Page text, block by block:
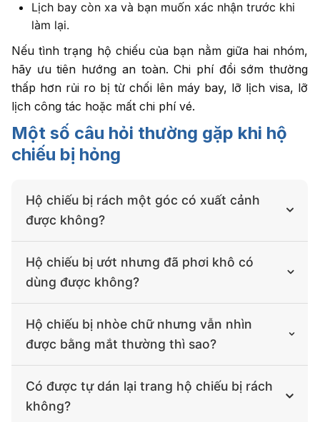
Lịch bay còn xa và bạn muốn xác nhận trước khi
làm lại.
Nếu tình trạng hộ chiếu của bạn nằm giữa hai nhóm,
hãy ưu tiên hướng an toàn. Chi phí đổi sớm thường
thấp hơn rủi ro bị từ chối lên máy bay, lỡ lịch visa, lỡ
lịch công tác hoặc mất chi phí vé.
Một số câu hỏi thường gặp khi hộ
chiếu bị hỏng
Hộ chiếu bị rách một góc có xuất cảnh
được không?
Có thể vẫn được chấp nhận nếu chỉ rách nhẹ ở bìa
hoặc mép không ảnh hưởng trang thông tin, nhưng
không có bảo đảm tuyệt đối. Nếu vết rách nằm ở
trang nhân thân, làm mất chữ, bong lớp bảo vệ hoặc
ảnh hưởng mã máy đọc, bạn nên đổi trước khi đi.
Hộ chiếu bị ướt nhưng đã phơi khô có
dùng được không?
Không nên chỉ dựa vào việc hộ chiếu đã khô. Nước có
thể làm giấy phồng, mực nhòe, trang dính hoặc chip
bị ảnh hưởng. Nếu trang thông tin biến dạng hoặc
khó đọc, nên làm lại hộ chiếu.
Hộ chiếu bị nhòe chữ nhưng vẫn nhìn
được bằng mắt thường thì sao?
Rủi ro vẫn cao nếu chữ, ảnh hoặc mã máy đọc không
rõ. Nhân viên kiểm soát và hãng bay cần đối chiếu
thông tin chính xác, không chỉ nhìn bằng mắt thường.
Có được tự dán lại trang hộ chiếu bị rách
không?